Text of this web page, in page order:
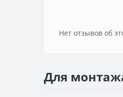
Нет отзывов об
Для